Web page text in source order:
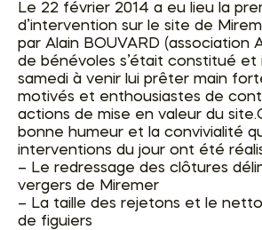
Le 22 février 2014 a eu lieu la
d’intervention sur le site de
par Alain BOUVARD (association
de bénévoles s’était constitué et
samedi à venir lui prêter main
motivés et enthousiastes de
actions de mise en valeur du
bonne humeur et la convivialité
interventions du jour ont été
– Le redressage des clôtures
vergers de Miremer
– La taille des rejetons et le
de figuiers